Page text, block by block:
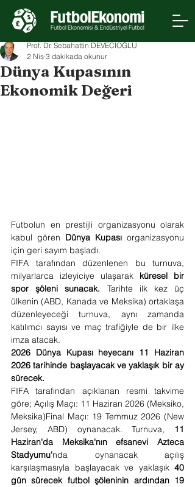
Dünya Kupasının
Ekonomik Değeri
Prof. Dr. Sebahattin DEVECİOĞLU
2 Nis 3 dakikada okunur
Futbolun en prestijli organizasyonu olarak
kabul gören Dünya Kupası organizasyonu
için geri sayım başladı.
FIFA tarafından düzenlenen bu turnuva,
milyarlarca izleyiciye ulaşarak küresel bir
spor şöleni sunacak. Tarihte ilk kez üç
ülkenin (ABD, Kanada ve Meksika) ortaklaşa
düzenleyeceği turnuva, aynı zamanda
katılımcı sayısı ve maç trafiğiyle de bir ilke
imza atacak.
2026 Dünya Kupası heyecanı 11 Haziran
2026 tarihinde başlayacak ve yaklaşık bir ay
sürecek.
FIFA tarafından açıklanan resmi takvime
göre; Açılış Maçı: 11 Haziran 2026 (Meksiko,
Meksika)Final Maçı: 19 Temmuz 2026 (New
Jersey, ABD) oynanacak. Turnuva, 11
Haziran'da Meksika'nın efsanevi Azteca
Stadyumu'nda oynanacak açılış
karşılaşmasıyla başlayacak ve yaklaşık 40
gün sürecek futbol şöleninin ardından 19